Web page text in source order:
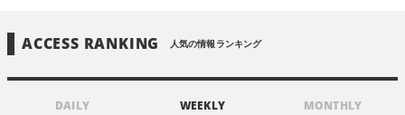
ACCESS RANKING 人気の情報ランキング
DAILY WEEKLY MONTHLY